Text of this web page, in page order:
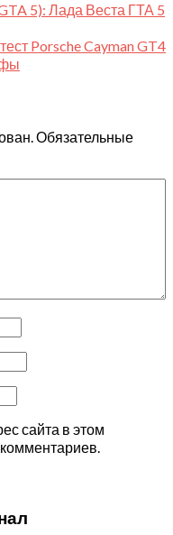
5): Лада Веста ГТА 5
Porsche Cayman GT4
Обязательные
сайта в этом